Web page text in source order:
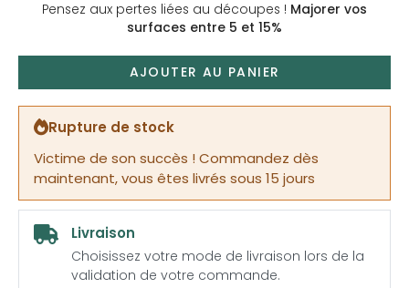
Pensez aux pertes liées au découpes ! Majorer vos
surfaces entre 5 et 15%
AJOUTER AU PANIER
Rupture de stock
Victime de son succès ! Commandez dès
maintenant, vous êtes livrés sous 15 jours
Livraison
Choisissez votre mode de livraison lors de la
validation de votre commande.